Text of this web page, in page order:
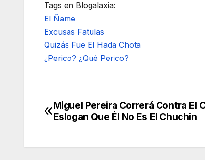
Tags en Blogalaxia:
El Ñame
Excusas Fatulas
Quizás Fue El Hada Chota
¿Perico? ¿Qué Perico?
Navegación
entradas
Miguel Pereira Correrá Contra El
Eslogan Que Él No Es El Chuchin